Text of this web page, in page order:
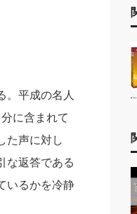
。平成の名人
に含まれて
た声に対し
な返答である
いるかを冷静